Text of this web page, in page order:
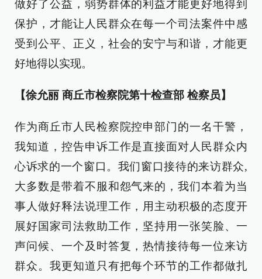
做好了公益，弱势群体的利益才能更好地得到
保护，才能让人民群众在每一个司法案件中感
受到公平、正义，社会的安宁与和谐，才能更
好地得以实现。
【徐允丽 商丘市检察院第十检查部 检察员】
作为商丘市人民检察院控申部门的一名干警，
我知道，控告申诉工作是直接面对人民群众内
心诉求的一个窗口。我们窗口接待的来访群众,
大多数是带着不服和怨气来的，我们本着为当
事人做好释法说理工作，用主动积极的态度开
展好国家司法救助工作，坚持用一张笑脸、一
声问候、一个及时答复，热情接待每一位来访
群众。我更知道只有把每个环节的工作都做扎